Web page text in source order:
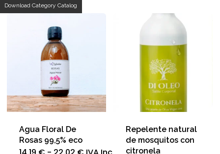
Download Category Catalog
Agua Floral De
Rosas 99,5% eco
Este
Repelente natural
de mosquitos con
citronela